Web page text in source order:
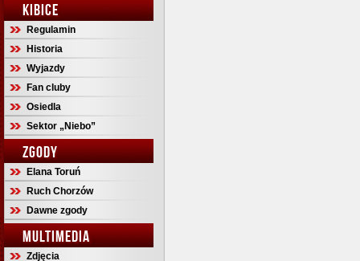
KIBICE
Regulamin
Historia
Wyjazdy
Fan cluby
Osiedla
Sektor „Niebo”
ZGODY
Elana Toruń
Ruch Chorzów
Dawne zgody
MULTIMEDIA
Zdjęcia